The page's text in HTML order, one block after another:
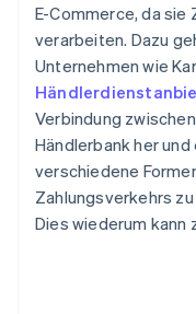
E-Commerce, da
verarbeiten. Dazu
Unternehmen wie
Verbindung
Händlerbank her
verschiedene
Zahlungsverkehrs
Dies wiederum